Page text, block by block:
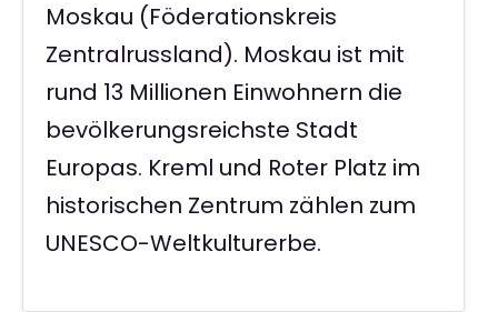
Moskau (Föderationskreis
Zentralrussland). Moskau ist mit
rund 13 Millionen Einwohnern die
bevölkerungsreichste Stadt
Europas. Kreml und Roter Platz im
historischen Zentrum zählen zum
UNESCO-Weltkulturerbe.